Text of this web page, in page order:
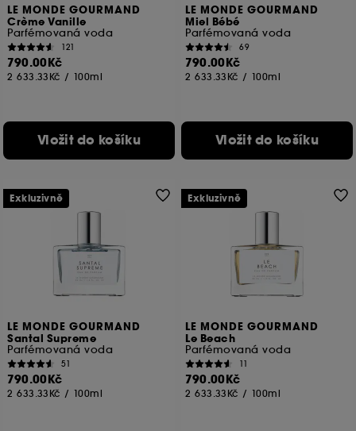
LE MONDE GOURMAND
Crème Vanille
Parfémovaná voda
121
790.00Kč
2 633.33Kč / 100ml
Vložit do košíku
LE MONDE GOURMAND
Miel Bébé
Parfémovaná voda
69
790.00Kč
2 633.33Kč / 100ml
Vložit do košíku
LE MONDE GOURMAND
Santal Supreme
Parfémovaná voda
51
790.00Kč
2 633.33Kč / 100ml
Exkluzivně
LE MONDE GOURMAND
Le Beach
Parfémovaná voda
11
790.00Kč
2 633.33Kč / 100ml
Exkluzivně